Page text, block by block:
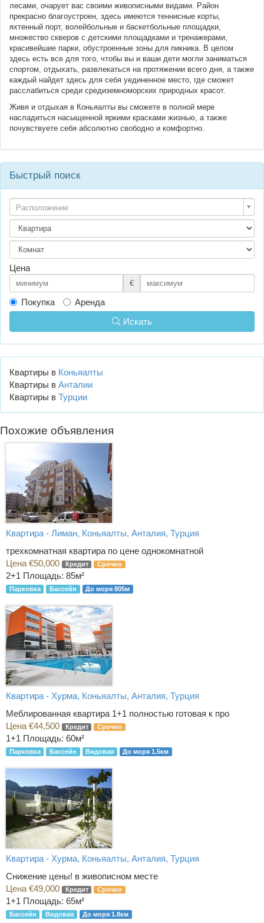
лесами, очарует вас своими живописными видами. Район
прекрасно благоустроен, здесь имеются теннисные корты,
яхтенный порт, волейбольные и баскетбольные площадки,
множество скверов с детскими площадками и тренажерами,
красивейшие парки, обустроенные зоны для пикника. В целом
здесь есть все для того, чтобы вы и ваши дети могли заниматься
спортом, отдыхать, развлекаться на протяжении всего дня, а также
каждый найдет здесь для себя уединенное место, где сможет
расслабиться среди средиземноморских природных красот.
Живя и отдыхая в Коньяалты вы сможете в полной мере
насладиться насыщенной яркими красками жизнью, а также
почувствуете себя абсолютно свободно и комфортно.
Быстрый поиск
Расположение
Цена
€
Покупка
Аренда
Искать
Квартиры в Коньяалты
Квартиры в Анталии
Квартиры в Турции
Похожие объявления
Квартира - Лиман, Коньяалты, Анталия, Турция
трехкомнатная квартира по цене однокомнатной
Цена €50,000
Кредит Срочно
2+1 Площадь: 85м²
Парковка Бассейн До моря 805м
Квартира - Хурма, Коньяалты, Анталия, Турция
Меблированная квартира 1+1 полностью готовая к про
Цена €44,500
Кредит Срочно
1+1 Площадь: 60м²
Парковка Бассейн Видовая До моря 1.5км
Квартира - Хурма, Коньяалты, Анталия, Турция
Снижение цены! в живописном месте
Цена €49,000
Кредит Срочно
1+1 Площадь: 65м²
Бассейн Видовая До моря 1.8км